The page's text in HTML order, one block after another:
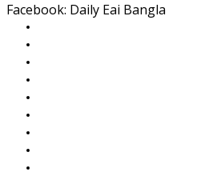
Facebook: Daily Eai Bangla